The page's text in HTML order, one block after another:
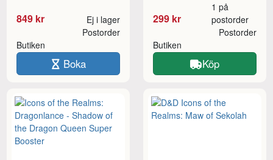
849 kr Ej i lager
Butiken
Postorder
Boka
299 kr
1 på
postorder
Butiken
Postorder
Köp